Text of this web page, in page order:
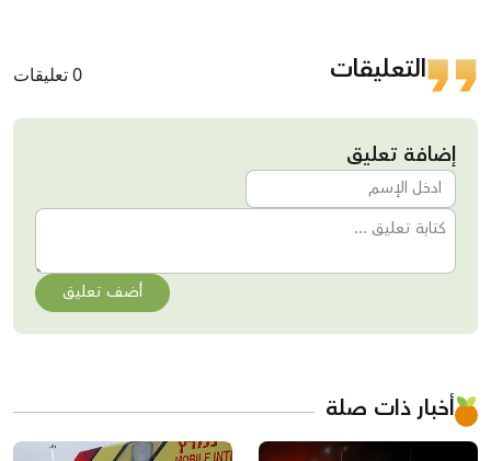
التعليقات 0 تعليقات
إضافة تعليق
أضف تعليق
أخبار ذات صلة